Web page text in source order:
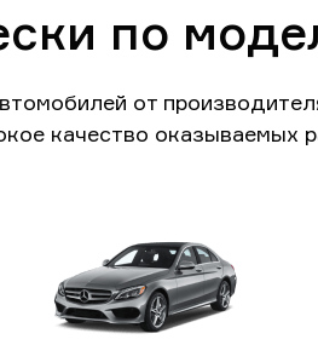
по
от
качество оказываемых